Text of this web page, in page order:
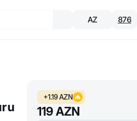
AZ 876
+1.19AZN
119 AZN